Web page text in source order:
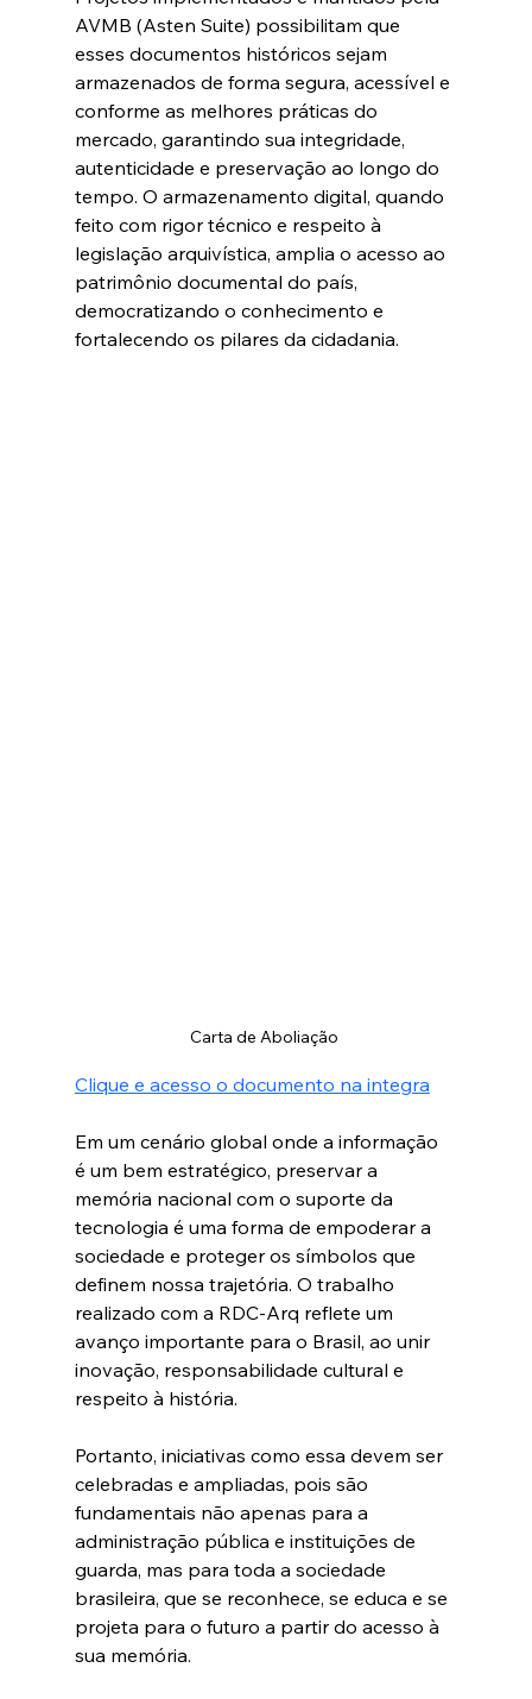
AVMB (Asten Suite) possibilitam que
esses documentos históricos sejam
armazenados de forma segura, acessível e
conforme as melhores práticas do
mercado, garantindo sua integridade,
autenticidade e preservação ao longo do
tempo. O armazenamento digital, quando
feito com rigor técnico e respeito à
legislação arquivística, amplia o acesso ao
patrimônio documental do país,
democratizando o conhecimento e
fortalecendo os pilares da cidadania.
Carta de Aboliação
Clique e acesso o documento na integra
Em um cenário global onde a informação
é um bem estratégico, preservar a
memória nacional com o suporte da
tecnologia é uma forma de empoderar a
sociedade e proteger os símbolos que
definem nossa trajetória. O trabalho
realizado com a RDC-Arq reflete um
avanço importante para o Brasil, ao unir
inovação, responsabilidade cultural e
respeito à história.
Portanto, iniciativas como essa devem ser
celebradas e ampliadas, pois são
fundamentais não apenas para a
administração pública e instituições de
guarda, mas para toda a sociedade
brasileira, que se reconhece, se educa e se
projeta para o futuro a partir do acesso à
sua memória.